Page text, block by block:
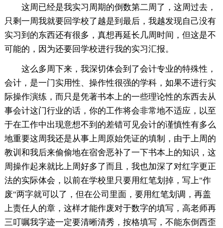
这周已经是我实习周期的倒数第二周了，这周过去，
只剩一周我就要回学校了越是到最后，我越发现自己没有
实习到的东西还有很多，真想再延长几周时间，但这是不
可能的，因为还要回学校进行我的实习汇报。
这么多周下来，我深切体会到了会计专业的特殊性，
会计，是一门实用性、操作性很强的学科，如果不进行实
际操作演练，而只是凭著书本上的一些理论性的东西去从
事会计这门行业的话，你的工作将会非常地不适应，以至
于在工作中出现意想不到的差错可见会计的谨慎性有多么
地重要这周我还是从事上周原始凭证的填制，由于上周的
教训和我后来偷偷地在宿舍恶补了一下书本上的知识，这
周操作起来就比上周好多了而且，我也加深了对红字更正
法的实际体会，以前在学校里只要用红笔划掉，写上"作
废"两字就可以了，但在公司里面，要用红笔划调，再盖
上责任人的章，这样才能作废对于数字的填写，高老师再
三叮嘱我字迹一定要清晰清秀，按格填写，不能东倒西歪